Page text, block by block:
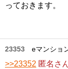
っておきます。
23353 eマンショ
>>23352 匿名さ